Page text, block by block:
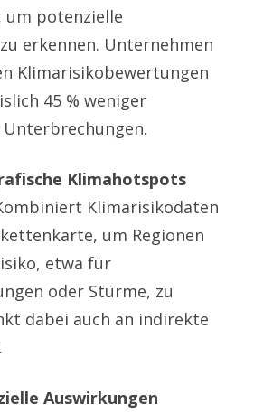
um potenzielle
erkennen. Unternehmen
Klimarisikobewertungen
45 % weniger
Klimahotspots
Klimarisikodaten
um Regionen
etwa für
oder Stürme, zu
dabei auch an indirekte
Auswirkungen